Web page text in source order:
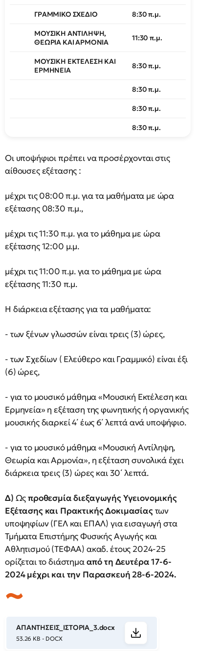
ΓΡΑΜΜΙΚΟ ΣΧΕΔΙΟ 8:30 π.μ.
ΜΟΥΣΙΚΗ ΑΝΤΙΛΗΨΗ,
ΘΕΩΡΙΑ ΚΑΙ ΑΡΜΟΝΙΑ
11:30 π.μ.
ΜΟΥΣΙΚΗ ΕΚΤΕΛΕΣΗ ΚΑΙ
ΕΡΜΗΝΕΙΑ
8:30 π.μ.
8:30 π.μ.
8:30 π.μ.
8:30 π.μ.
Οι υποψήφιοι πρέπει να προσέρχονται στις
αίθουσες εξέτασης :
μέχρι τις 08:00 π.μ. για τα μαθήματα με ώρα
εξέτασης 08:30 π.μ.,
μέχρι τις 11:30 π.μ. για το μάθημα με ώρα
εξέτασης 12:00 μ.μ.
μέχρι τις 11:00 π.μ. για το μάθημα με ώρα
εξέτασης 11:30 π.μ.
Η διάρκεια εξέτασης για τα μαθήματα:
- των ξένων γλωσσών είναι τρεις (3) ώρες,
- των Σχεδίων ( Ελεύθερο και Γραμμικό) είναι έξι
(6) ώρες,
- για το μουσικό μάθημα «Μουσική Εκτέλεση και
Ερμηνεία» η εξέταση της φωνητικής ή οργανικής
μουσικής διαρκεί 4΄ έως 6΄ λεπτά ανά υποψήφιο.
- για το μουσικό μάθημα «Μουσική Αντίληψη,
Θεωρία και Αρμονία», η εξέταση συνολικά έχει
διάρκεια τρεις (3) ώρες και 30΄ λεπτά.
Δ) Ωςπροθεσμία διεξαγωγής Υγειονομικής
Εξέτασης και Πρακτικής Δοκιμασίαςτων
υποψηφίων (ΓΕΛ και ΕΠΑΛ) για εισαγωγή στα
Τμήματα Επιστήμης Φυσικής Αγωγής και
Αθλητισμού (ΤΕΦΑΑ) ακαδ. έτους 2024-25
ορίζεται το διάστημααπό τη Δευτέρα 17-6-
2024 μέχρι και την Παρασκευή 28-6-2024.
ΑΠΑΝΤΗΣΕΙΣ_ΙΣΤΟΡΙΑ_3.docx
53.26 KB - DOCX